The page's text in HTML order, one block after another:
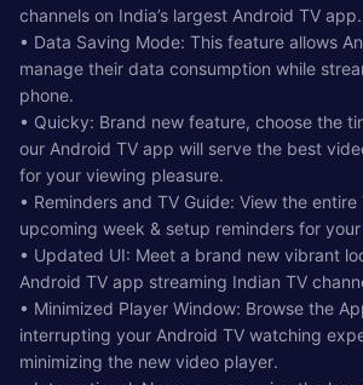
channels on India’s largest Android TV app.
• Data Saving Mode: This feature allows
manage their data consumption while
phone.
• Quicky: Brand new feature, choose the
our Android TV app will serve the best
for your viewing pleasure.
• Reminders and TV Guide: View the
upcoming week & setup reminders for
• Updated UI: Meet a brand new vibrant
Android TV app streaming Indian TV
• Minimized Player Window: Browse the
interrupting your Android TV watching
minimizing the new video player.